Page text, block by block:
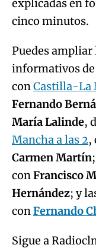
explicadas en
cinco minutos.
Puedes
informativos
conCastilla-La
Fernando
María Lalinde,
Mancha a las 2,
Carmen Martín
conFrancisco
Hernández; y
conFernando
Sigue a